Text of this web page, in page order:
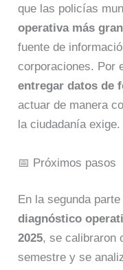
que las policías
operativa más
fuente de
corporaciones. Por
entregar datos de
actuar de manera
la ciudadanía exige.
📅 Próximos pasos
En la segunda
diagnóstico
2025, se calibraron
semestre y se